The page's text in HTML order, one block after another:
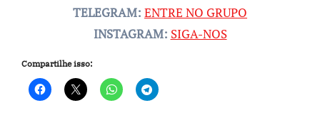
TELEGRAM: ENTRE NO GRUPO
INSTAGRAM: SIGA-NOS
Compartilhe isso: